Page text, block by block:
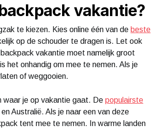
vakantie?
te kiezen. Kies online één van de beste
op de schouder te dragen is. Let ook
vakantie moet namelijk groot
het onhandig om mee te nemen. Als je
of weggooien.
waar je op vakantie gaat. De populairste
Australië. Als je naar een van deze
tent mee te nemen. In warme landen